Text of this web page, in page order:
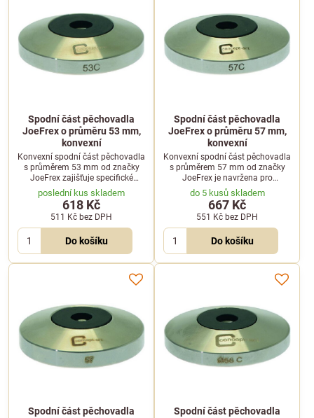
Spodní část pěchovadla
JoeFrex o průměru 53 mm,
konvexní
Konvexní spodní část pěchovadla
s průměrem 53 mm od značky
JoeFrex zajišťuje specifické
stlačení mleté kávy směrem ke
středu misky kávovaru.
poslední kus skladem
618 Kč
511 Kč bez DPH
Do košíku
Spodní část pěchovadla
JoeFrex o průměru 57 mm,
konvexní
Konvexní spodní část pěchovadla
s průměrem 57 mm od značky
JoeFrex je navržena pro
rovnoměrné stlačení kávy s
mírným vytlačením směrem k
okrajům.
do 5 kusů skladem
667 Kč
551 Kč bez DPH
Do košíku
Spodní část pěchovadla
Spodní část pěchovadla